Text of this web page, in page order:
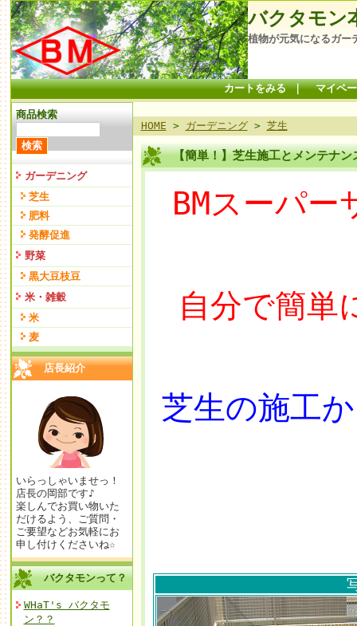
バクタモン
植物が元気になるガー
カートをみる｜ マイペ
商品検索
ガーデニング
芝生
肥料
発酵促進
野菜
黒大豆枝豆
米・雑穀
米
麦
店長紹介
いらっしゃいませっ！
店長の岡部です♪
楽しんでお買い物いた
だけるよう、ご質問・
ご要望などお気軽にお
申し付けくださいね☆
バクタモンって？
WHaT's バクタモ
ン？？
HOME > ガーデニング> 芝生
【簡単！】芝生施工とメンテナン
BMスーパ
自分で簡単
芝生の施工